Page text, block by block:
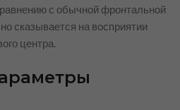
с обычной фронтальной
сказывается на восприятии
центра.